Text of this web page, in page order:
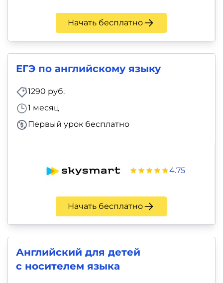
Начать бесплатно
ЕГЭ по английскому языку
1290 руб.
1 месяц
Первый урок бесплатно
4.75
Начать бесплатно
Английский для детей
с носителем языка